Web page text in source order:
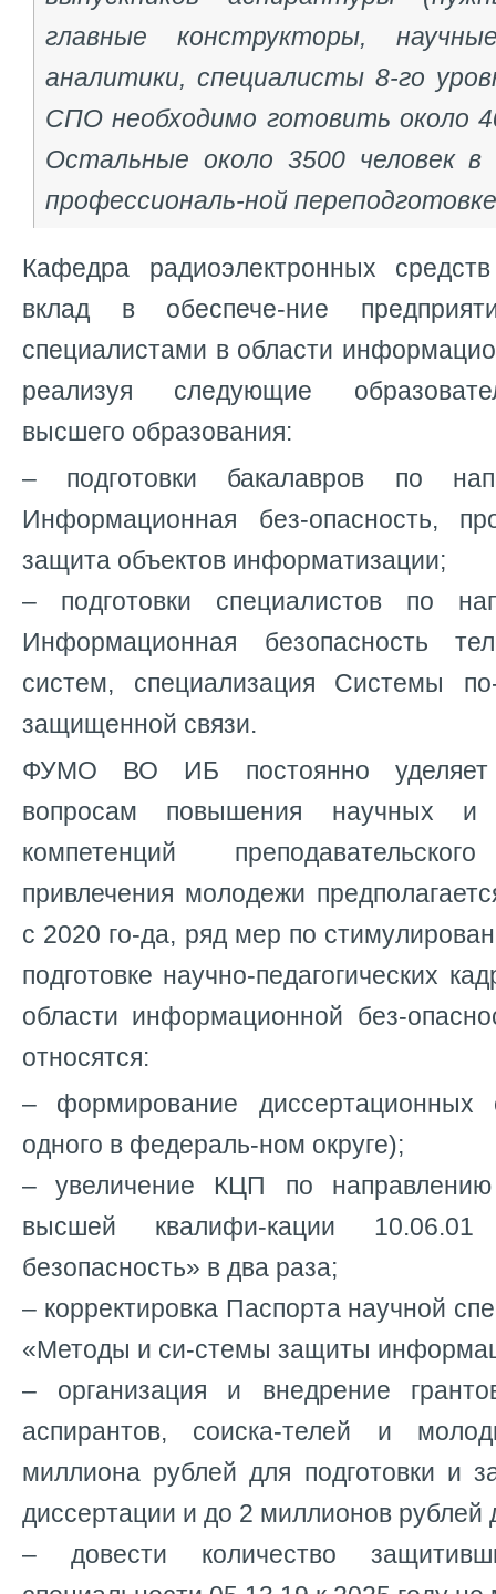
главные конструкторы,
аналитики, специалисты 8-го
СПО необходимо готовить около
Остальные около 3500 человек
профессиональ-ной
Кафедра радиоэлектронных
вклад в обеспече-ние
специалистами в области
реализуя следующие
высшего образования:
– подготовки бакалавров по
Информационная без-опасность,
защита объектов информатизации;
– подготовки специалистов по
Информационная безопасность
систем, специализация Системы
защищенной связи.
ФУМО ВО ИБ постоянно уделяет
вопросам повышения научных и
компетенций
привлечения молодежи
с 2020 го-да, ряд мер по
подготовке научно-педагогических
области информационной без-
относятся:
– формирование диссертационных
одного в федераль-ном округе);
– увеличение КЦП по направлению
высшей квалифи-кации 10.06.01
безопасность» в два раза;
– корректировка Паспорта научной
«Методы и си-стемы защиты
– организация и внедрение
аспирантов, соиска-телей и
миллиона рублей для подготовки и
диссертации и до 2 миллионов рублей
– довести количество